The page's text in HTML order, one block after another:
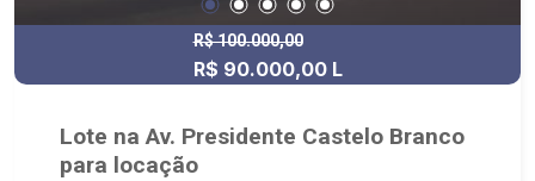
R$ 100.000,00
R$ 90.000,00 L
Lote na Av. Presidente Castelo Branco
para locação